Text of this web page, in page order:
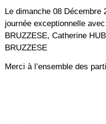
Le dimanche 08 Décembre
journée exceptionnelle
BRUZZESE, Catherine
BRUZZESE
Merci à l’ensemble des